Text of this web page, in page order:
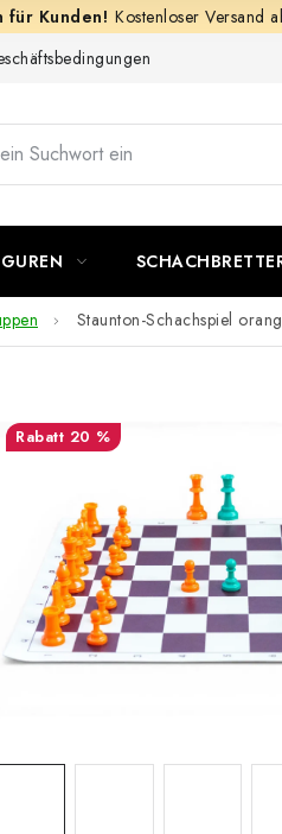
Kostenloser Versand
Staunton-Schachspiel
20 %